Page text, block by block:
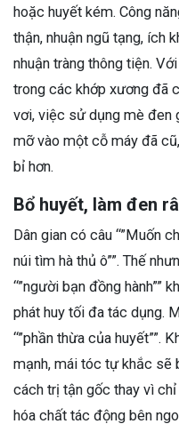
hoặc huyết kém. Công
thận, nhuận ngũ tạng, ích
nhuận tràng thông tiện.
trong các khớp xương đã
vơi, việc sử dụng mè đen
mỡ vào một cỗ máy đã
bỉ hơn.
Bổ huyết, làm đen
Dân gian có câu “”Muốn
núi tìm hà thủ ô””. Thế
“”người bạn đồng hành””
phát huy tối đa tác dụng.
“”phần thừa của huyết””.
mạnh, mái tóc tự khắc sẽ
cách trị tận gốc thay vì
hóa chất tác động bên